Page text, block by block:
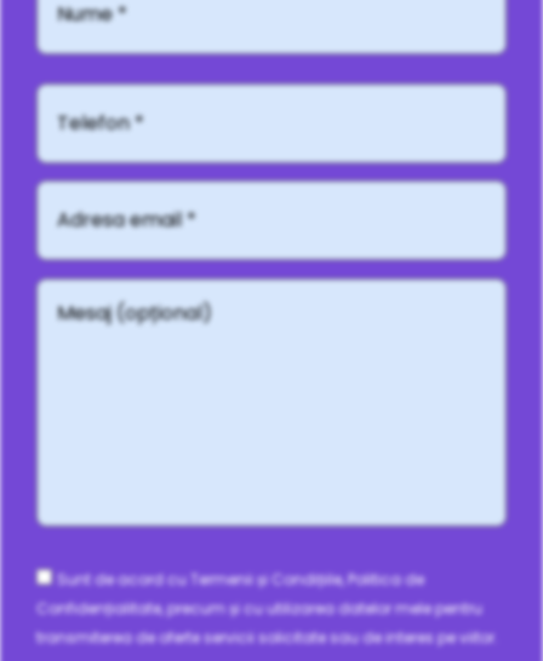
Mesaj
(opțional)
Telefon*
Adresă
email
Consent
Sunt de acord cu Termenii și Condițiile, Politica de
Confidențialitate, precum și cu utilizarea datelor mele pentru
transmiterea de oferte servicii solicitate sau de interes pe viitor.